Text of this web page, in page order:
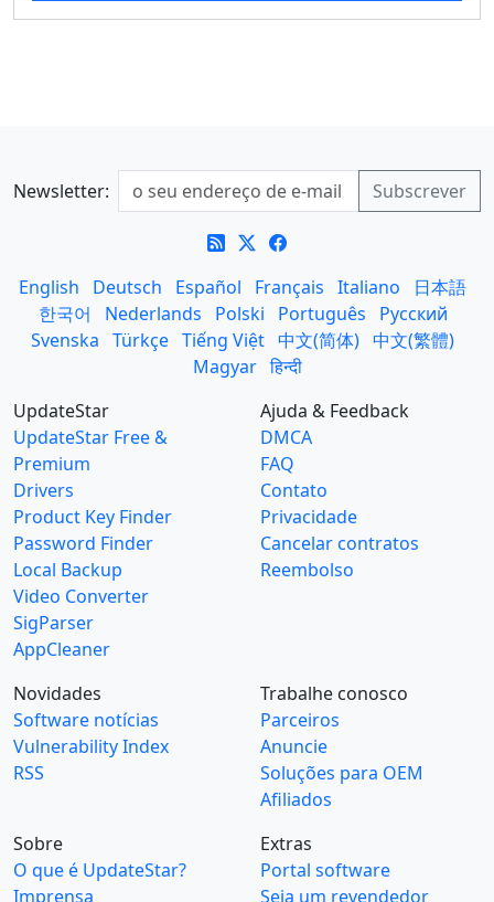
Newsletter:
English Deutsch Español Français Italiano
日本語
한국어
Nederlands Polski Português
Русский
Svenska Türkçe Tiếng Việt 中文(简体) 中文(繁體)
Magyar हिन्दी
UpdateStar
UpdateStar Free &
Premium
Drivers
Product Key Finder
Password Finder
Local Backup
Video Converter
SigParser
AppCleaner
Ajuda & Feedback
DMCA
FAQ
Contato
Privacidade
Cancelar contratos
Reembolso
Novidades
Software notícias
Vulnerability Index
RSS
Trabalhe conosco
Parceiros
Anuncie
Soluções para OEM
Afiliados
Sobre
O que é UpdateStar?
Imprensa
Extras
Portal software
Seja um revendedor